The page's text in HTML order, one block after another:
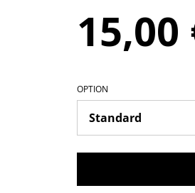
15,00
OPTION